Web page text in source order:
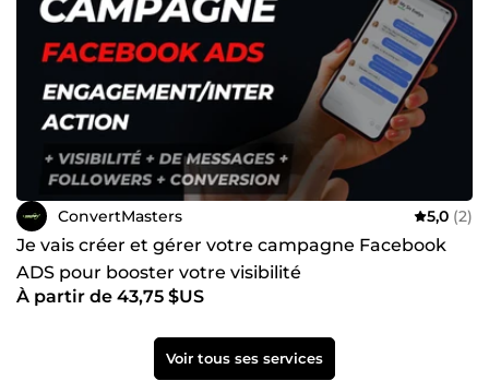
ConvertMasters 5,0 (2)
Je vais créer et gérer votre campagne Facebook
ADS pour booster votre visibilité
À partir de 43,75 $US
Voir tous ses services